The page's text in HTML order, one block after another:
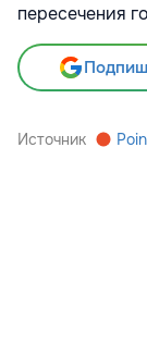
пересечения
Источник